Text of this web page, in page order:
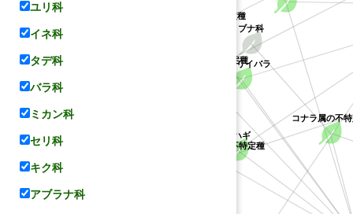
サルトリイバラ
ケハギ
アカネ科 クチナシ属の不特定種
クソカズラ属の不特定種
キョウチクトウ科 キジョラン属の不特定種
ブナ科
コナラ属の不
ユリ科
イネ科
タデ科
バラ科
ミカン科
セリ科
キク科
アブラナ科